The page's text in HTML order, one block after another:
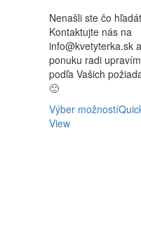
Nenašli ste čo
Kontaktujte nás na
info@kvetyterka.sk a
ponuku radi
podľa Vašich
🙂
Výber možností
View